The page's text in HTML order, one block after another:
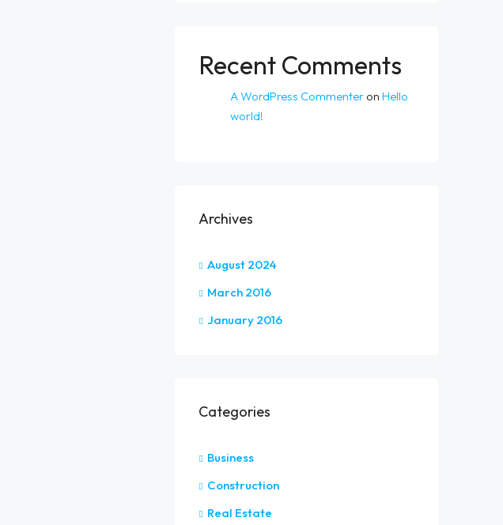
Recent Comments
A WordPress Commenter on Hello
world!
Archives
August 2024
March 2016
January 2016
Categories
Business
Construction
Real Estate